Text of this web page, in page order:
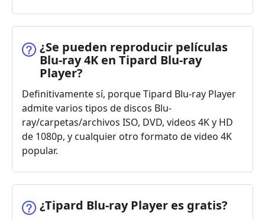
¿Se pueden reproducir películas
Blu-ray 4K en Tipard Blu-ray
Player?
Definitivamente sí, porque Tipard Blu-ray Player
admite varios tipos de discos Blu-
ray/carpetas/archivos ISO, DVD, videos 4K y HD
de 1080p, y cualquier otro formato de video 4K
popular.
¿Tipard Blu-ray Player es gratis?